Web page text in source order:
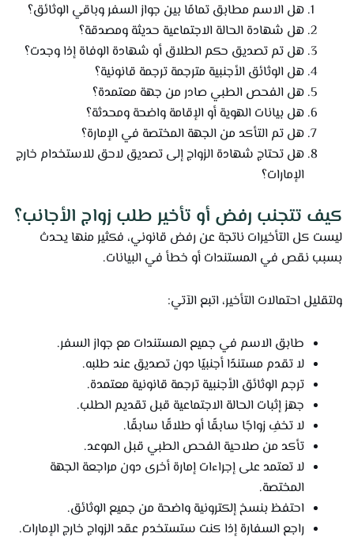
هل الاسم مطابق تمامًا بين جواز السفر وباقي الوثائق؟
هل شهادة الحالة الاجتماعية حديثة ومصدقة؟
هل تم تصديق حكم الطلاق أو شهادة الوفاة إذا وجدت؟
هل الوثائق الأجنبية مترجمة ترجمة قانونية؟
هل الفحص الطبي صادر من جهة معتمدة؟
هل بيانات الهوية أو الإقامة واضحة ومحدثة؟
هل تم التأكد من الجهة المختصة في الإمارة؟
هل تحتاج شهادة الزواج إلى تصديق لاحق للاستخدام خارج
الإمارات؟
كيف تتجنب رفض أو تأخير طلب زواج الأجانب؟
ليست كل التأخيرات ناتجة عن رفض قانوني، فكثير منها يحدث
بسبب نقص في المستندات أو خطأ في البيانات.
ولتقليل احتمالات التأخير، اتبع الآتي:
طابق الاسم في جميع المستندات مع جواز السفر.
لا تقدم مستندًا أجنبيًا دون تصديق عند طلبه.
ترجم الوثائق الأجنبية ترجمة قانونية معتمدة.
جهز إثبات الحالة الاجتماعية قبل تقديم الطلب.
لا تخفِ زواجًا سابقًا أو طلاقًا سابقًا.
تأكد من صلاحية الفحص الطبي قبل الموعد.
لا تعتمد على إجراءات إمارة أخرى دون مراجعة الجهة
المختصة.
احتفظ بنسخ إلكترونية واضحة من جميع الوثائق.
راجع السفارة إذا كنت ستستخدم عقد الزواج خارج الإمارات.